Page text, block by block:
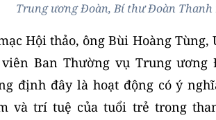
Trung ương Đoàn, Bí thư Đoàn Thanh
Hội thảo, ông Bùi Hoàng
Ban Thường vụ Trung
định đây là hoạt động có ý
và trí tuệ của tuổi trẻ trong